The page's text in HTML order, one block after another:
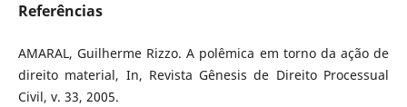
Referências
AMARAL, Guilherme Rizzo. A polêmica em torno da ação de
direito material, In, Revista Gênesis de Direito Processual
Civil, v. 33, 2005.